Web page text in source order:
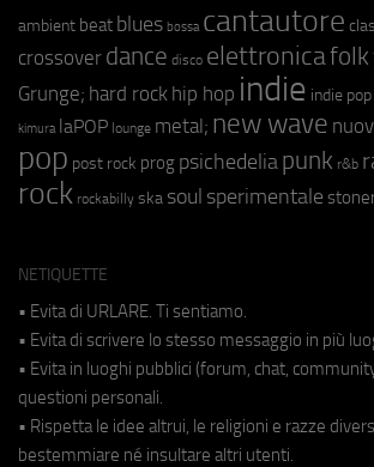
ambient beat blues bossa cantautore
crossover dance disco elettronicafolk
Grunge; hard rock hip hop indie indie pop
kimura laPOP lounge metal; new wave
pop post rock prog psichedeliapunk r&b
rock rockabilly ska soul sperimentale
NETIQUETTE
• Evita di URLARE. Ti sentiamo.
• Evita di scrivere lo stesso messaggio in più
• Evita in luoghi pubblici (forum, chat,
questioni personali.
• Rispetta le idee altrui, le religioni e razze
bestemmiare né insultare altri utenti.